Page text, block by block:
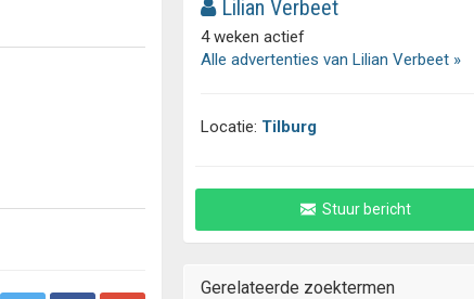
Lilian Verbeet
4 weken actief
Alle advertenties van Lilian Verbeet »
Locatie: Tilburg
Stuur bericht
Gerelateerde zoektermen